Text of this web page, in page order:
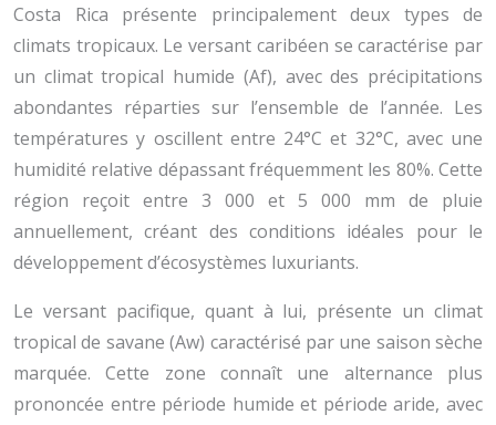
Costa Rica présente principalement deux types de
climats tropicaux. Le versant caribéen se caractérise par
un climat tropical humide (Af), avec des précipitations
abondantes réparties sur l’ensemble de l’année. Les
températures y oscillent entre 24°C et 32°C, avec une
humidité relative dépassant fréquemment les 80%. Cette
région reçoit entre 3 000 et 5 000 mm de pluie
annuellement, créant des conditions idéales pour le
développement d’écosystèmes luxuriants.
Le versant pacifique, quant à lui, présente un climat
tropical de savane (Aw) caractérisé par une saison sèche
marquée. Cette zone connaît une alternance plus
prononcée entre période humide et période aride, avec